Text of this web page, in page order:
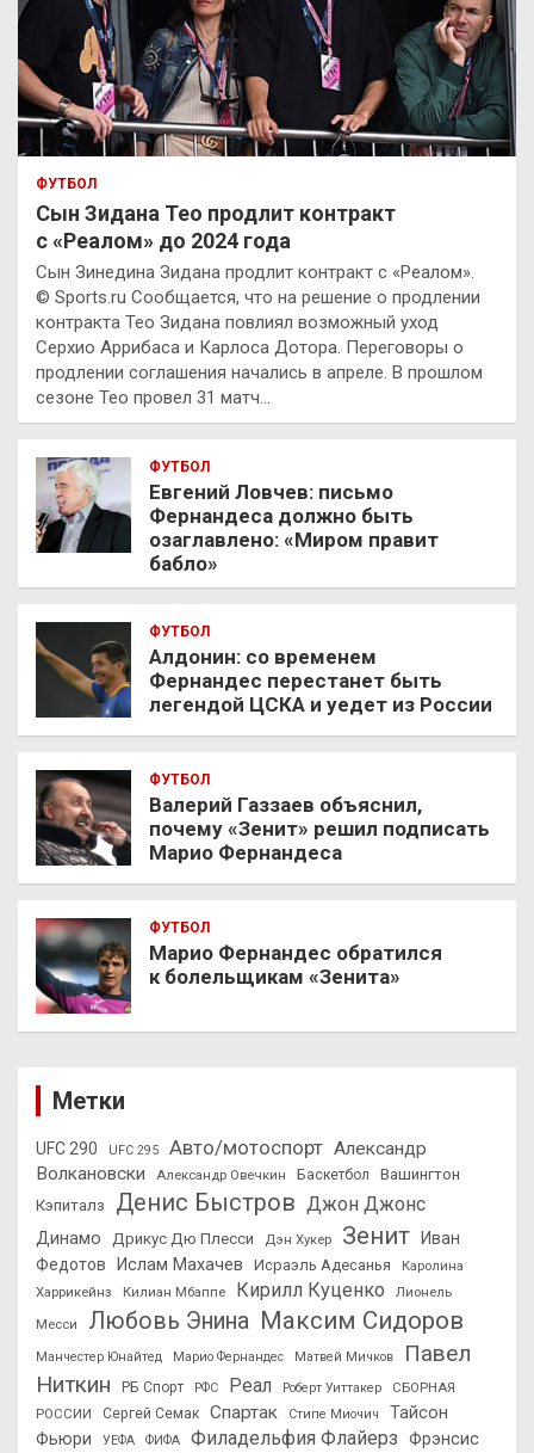
ФУТБОЛ
Сын Зидана Тео продлит контракт
с «Реалом» до 2024 года
Сын Зинедина Зидана продлит контракт с «Реалом».
© Sports.ru Сообщается, что на решение о продлении
контракта Тео Зидана повлиял возможный уход
Серхио Аррибаса и Карлоса Дотора. Переговоры о
продлении соглашения начались в апреле. В прошлом
сезоне Тео провел 31 матч…
ФУТБОЛ
Евгений Ловчев: письмо
Фернандеса должно быть
озаглавлено: «Миром правит
бабло»
ФУТБОЛ
Алдонин: со временем
Фернандес перестанет быть
легендой ЦСКА и уедет из России
ФУТБОЛ
Валерий Газзаев объяснил,
почему «Зенит» решил подписать
Марио Фернандеса
ФУТБОЛ
Марио Фернандес обратился
к болельщикам «Зенита»
Метки
UFC 290 UFC 295 Авто/мотоспорт Александр
Волкановски
Александр Овечкин Баскетбол
Вашингтон
Кэпиталз
Денис Быстров Джон Джонс
Динамо Дрикус Дю Плесси Дэн Хукер Зенит
Иван
Федотов
Ислам Махачев Исраэль Адесанья
Каролина
Харрикейнз
Килиан Мбаппе Кирилл Куценко
Лионель
Месси
Любовь Энина Максим Сидоров
Манчестер Юнайтед Марио Фернандес Матвей Мичков
Павел
Ниткин
РБ Спорт РФС Реал Роберт Уиттакер
СБОРНАЯ
РОССИИ
Сергей Семак Спартак Стипе Миочич
Тайсон
Фьюри
УЕФА ФИФА Филадельфия Флайерз Фрэнсис